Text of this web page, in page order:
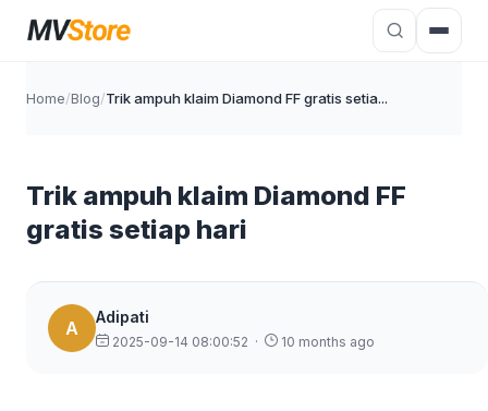
Home/Blog/Trik ampuh klaim Diamond FF gratis setia...
Trik ampuh klaim Diamond FF
gratis setiap hari
A
Adipati
2025-09-14 08:00:52 · 10 months ago